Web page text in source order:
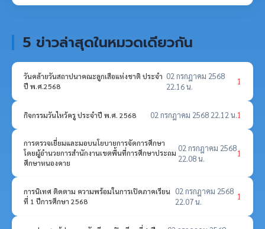
5 ข่าวล่าสุดในหมวดเดียวกัน
วันคล้ายวันสถาปนาคณะลูกเสือแห่งชาติ ประจำ
ปี พ.ศ.2568
02 กรกฎาคม 2568
22.16 น.
1
กิจกรรมวันไหว้ครู ประจำปี พ.ศ. 2568 02 กรกฎาคม 2568 22.12 น.1
การตรวจเยี่ยมและมอบนโยบายการจัดการศึกษา
โดยผู้อำนวยการสำนักงานเขตพื้นที่การศึกษาประถม
ศึกษาหนองคาย
02 กรกฎาคม 2568
22.08 น.
1
การนิเทศ ติดตาม ความพร้อมในการเปิดภาคเรียน
ที่ 1 ปีการศึกษา 2568
02 กรกฎาคม 2568
22.07 น.
1